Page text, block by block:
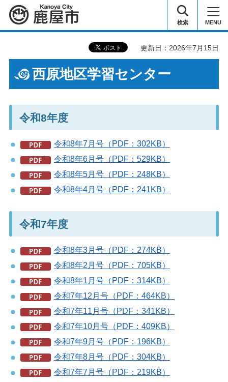
鹿屋市 検索 MENU
更新日：2026年7月15日
西原地区学習センター
令和8年度
令和8年7月号（PDF：302KB）
令和8年6月号（PDF：529KB）
令和8年5月号（PDF：248KB）
令和8年4月号（PDF：241KB）
令和7年度
令和8年3月号（PDF：274KB）
令和8年2月号（PDF：705KB）
令和8年1月号（PDF：314KB）
令和7年12月号（PDF：464KB）
令和7年11月号（PDF：341KB）
令和7年10月号（PDF：409KB）
令和7年9月号（PDF：196KB）
令和7年8月号（PDF：304KB）
令和7年7月号（PDF：219KB）